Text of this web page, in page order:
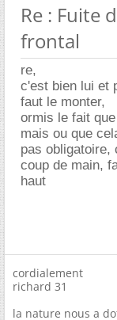
Re : Fuite
frontal
re,
c'est bien lui et
faut le monter,
ormis le fait
mais ou que
pas obligatoire,
coup de main,
haut
cordialement
richard 31
la nature nous a